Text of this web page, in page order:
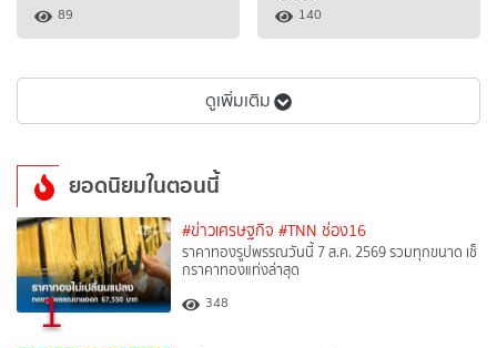
89 140
ดูเพิ่มเติม
ยอดนิยมในตอนนี้
1
#ข่าวเศรษฐกิจ #TNN ช่อง16
ราคาทองรูปพรรณวันนี้ 7 ส.ค. 2569 รวมทุกขนาด เช็
กราคาทองแท่งล่าสุด
348